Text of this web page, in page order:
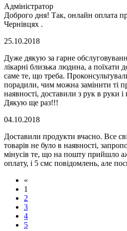
Адміністратор
Доброго дня! Так, онлайн оплата
Чернівцях .
25.10.2018
Дуже дякую за гарне
лікарні близька людина, а поїхати
саме те, що треба.
порадили, чим можна замінити ті
наявності, доставили з рук в руки
Дякую ще раз!!!
04.10.2018
Доставили продукти вчасно. Все
товарів не було в наявності,
мінусів те, що на пошту прийшло
оплату, і 5 смс повідомлень, але
«
1
2
3
4
5